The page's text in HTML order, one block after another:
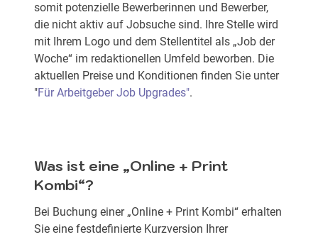
somit potenzielle Bewerberinnen und Bewerber,
die nicht aktiv auf Jobsuche sind. Ihre Stelle wird
mit Ihrem Logo und dem Stellentitel als „Job der
Woche“ im redaktionellen Umfeld beworben. Die
aktuellen Preise und Konditionen finden Sie unter
"Für Arbeitgeber Job Upgrades".
Was ist eine „Online + Print
Kombi“?
Bei Buchung einer „Online + Print Kombi“ erhalten
Sie eine festdefinierte Kurzversion Ihrer